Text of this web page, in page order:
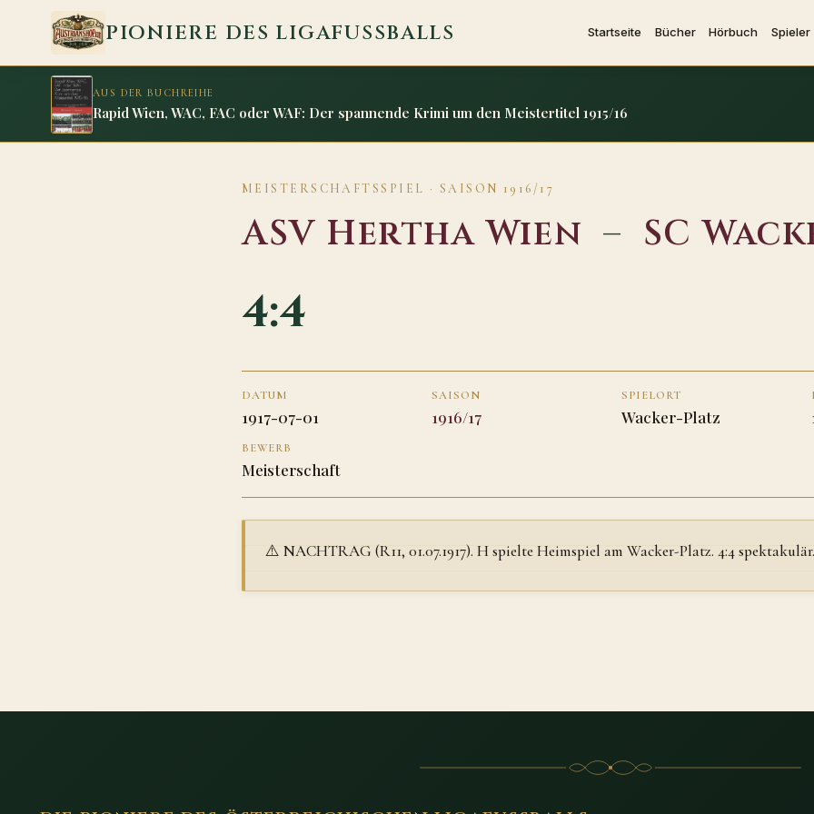
Zum Inhalt springen
PIONIERE DES LIGAFUSSBALLS Startseite Bücher Hörbuch Spieler
AUS DER BUCHREIHE
Rapid Wien, WAC, FAC oder WAF: Der spannende Krimi um den Meistertitel 1915/16
MEISTERSCHAFTSSPIEL · SAISON 1916/17
ASV Hertha Wien – SC
4:4
DATUM
1917-07-01
SAISON
1916/17
SPIELORT
Wacker-Platz
BEWERB
Meisterschaft
⚠️ NACHTRAG (R11, 01.07.1917). H spielte Heimspiel am Wacker-Platz. 4:4